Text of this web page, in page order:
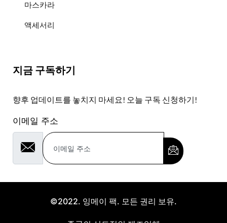
마스카라
액세서리
지금 구독하기
향후 업데이트를 놓치지 마세요! 오늘 구독 신청하기!
이메일 주소
©2022. 잉메이 팩. 모든 권리 보유.